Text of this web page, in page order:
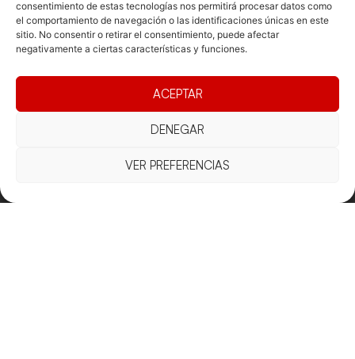
consentimiento de estas tecnologías nos permitirá procesar datos como
el comportamiento de navegación o las identificaciones únicas en este
sitio. No consentir o retirar el consentimiento, puede afectar
negativamente a ciertas características y funciones.
ACEPTAR
DENEGAR
VER PREFERENCIAS
Competiciones
Vólei neu
Documentacio
Transparència
Eleccions
16, 5ºC,